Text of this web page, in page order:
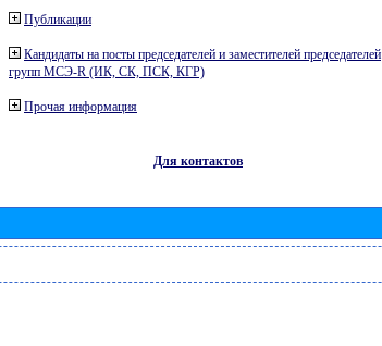
Публикации
Кандидаты на посты председателей и заместителей председателей
групп МСЭ-R (ИК, СК, ПСК, КГР)
Прочая информация
Для контактов